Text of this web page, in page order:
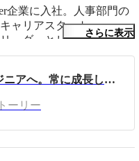
企業に入社。人事部門の
ャリアスタート。
ーダーとして新たな採用
案から運用までの採用業
ズにて、中途採用におけ
つ、新卒/中途採用、戦
プロフェッショナルを目
さらに表示
営業からWebエンジニアへ。常に成長したい！だからこそ私は考え続け、行動し続ける！
ーリー